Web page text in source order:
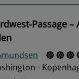
Passage –
-